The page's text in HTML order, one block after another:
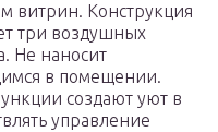
витрин. Конструкция
три воздушных
Не наносит
в помещении.
создают уют в
управление